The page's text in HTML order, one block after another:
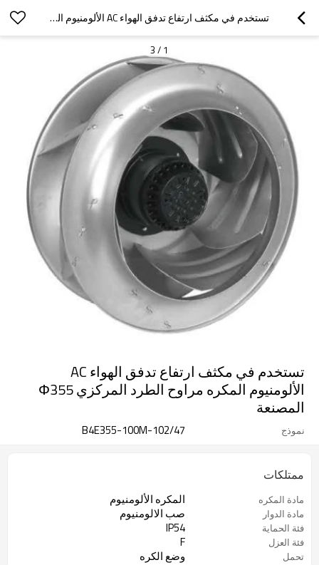
تستخدم في مكثف ارتفاع تدفق الهواء AC الألومنيوم المكره مراوح الطرد المركزي Φ355 المصنعة
1
/
3
تستخدم في مكثف ارتفاع تدفق الهواء AC
الألومنيوم المكره مراوح الطرد المركزي Φ355
المصنعة
نموذج B4E355-100M-102/47
ممتلكات
مادة المكره المكره الألومنيوم
مادة الدوار صب الالومنيوم
فئة الحماية IP54
فئة العزل F
تحمل وضع الكره